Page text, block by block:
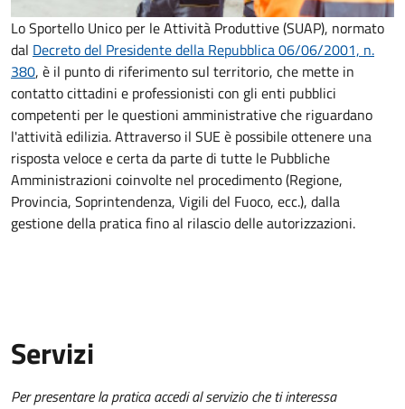
Lo Sportello Unico per le Attività Produttive (SUAP), normato
dal Decreto del Presidente della Repubblica 06/06/2001, n.
380, è il punto di riferimento sul territorio, che mette in
contatto cittadini e professionisti con gli enti pubblici
competenti per le questioni amministrative che riguardano
l'attività edilizia. Attraverso il SUE è possibile ottenere una
risposta veloce e certa da parte di tutte le Pubbliche
Amministrazioni coinvolte nel procedimento (Regione,
Provincia, Soprintendenza, Vigili del Fuoco, ecc.), dalla
gestione della pratica fino al rilascio delle autorizzazioni.
Servizi
Per presentare la pratica accedi al servizio che ti interessa